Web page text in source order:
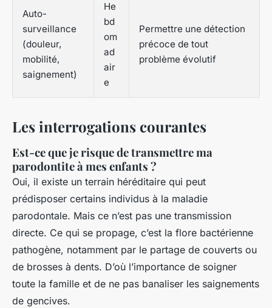
Auto-
surveillance
(douleur,
mobilité,
saignement)
He
bd
om
ad
air
e
Permettre une détection
précoce de tout
problème évolutif
Les interrogations courantes
Est-ce que je risque de transmettre ma
parodontite à mes enfants ?
Oui, il existe un terrain héréditaire qui peut
prédisposer certains individus à la maladie
parodontale. Mais ce n’est pas une transmission
directe. Ce qui se propage, c’est la flore bactérienne
pathogène, notamment par le partage de couverts ou
de brosses à dents. D’où l’importance de soigner
toute la famille et de ne pas banaliser les saignements
de gencives.